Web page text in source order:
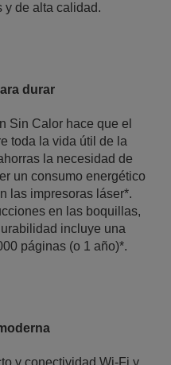
y de alta calidad.
durar
Sin Calor hace que el
toda la vida útil de la
la necesidad de
un consumo energético
las impresoras láser*.
en las boquillas,
incluye una
páginas (o 1 año)*.
y conectividad Wi-Fi y